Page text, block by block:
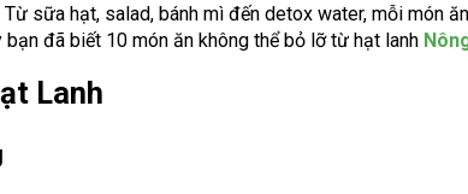
sữa hạt, salad, bánh mì đến detox water, mỗi món
đã biết 10 món ăn không thể bỏ lỡ từ hạt lanh
Lanh